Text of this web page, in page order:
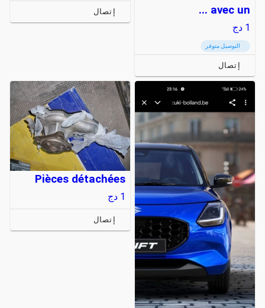
avec un ...
1 دج
التوصيل متوفر
إتصال
إتصال
Pièces détachées
1 دج
إتصال